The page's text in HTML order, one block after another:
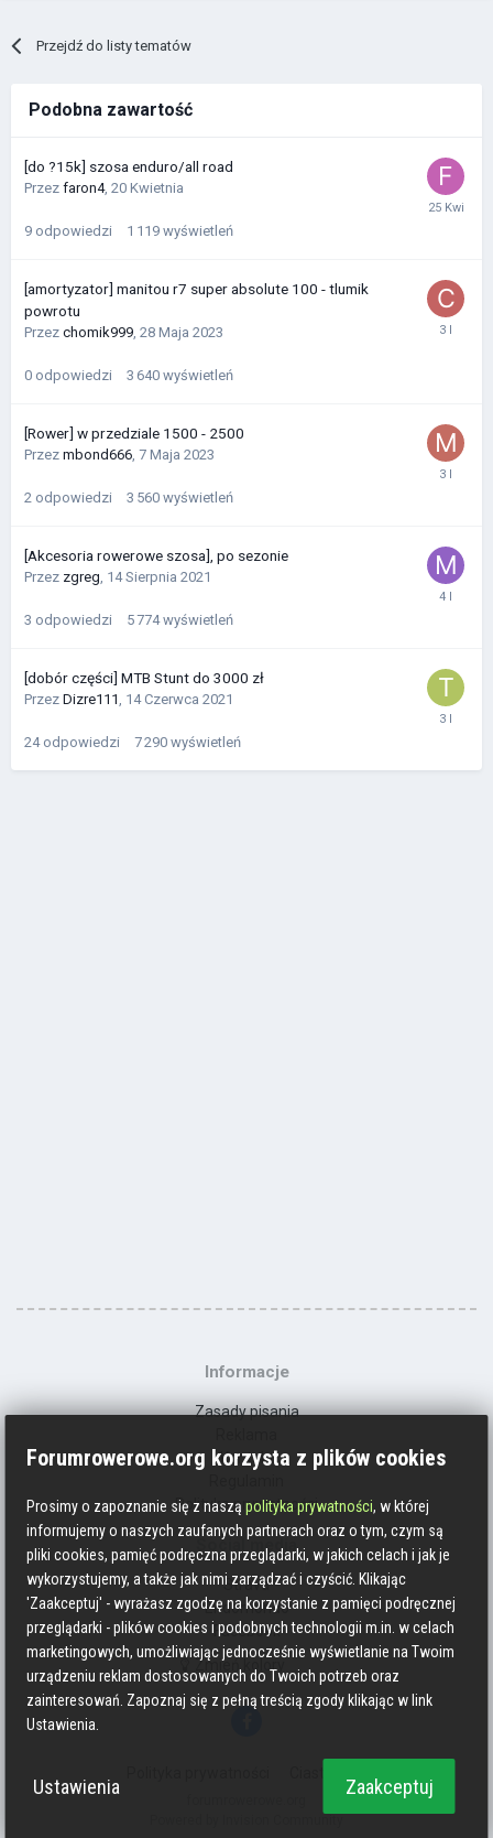
Przejdź do listy tematów
Podobna zawartość
[do ?15k] szosa enduro/all road
Przez faron4, 20 Kwietnia
9 odpowiedzi 1 119 wyświetleń
[amortyzator] manitou r7 super absolute 100 - tlumik
powrotu
Przez chomik999 28 Maja 2023
0 odpowiedzi 3 640 wyświetleń
[Rower] w przedziale 1500 - 2500
Przez mbond666 7 Maja 2023
2 odpowiedzi 3 560 wyświetleń
[Akcesoria rowerowe szosa], po sezonie
Przez zgreg 14 Sierpnia 2021
3 odpowiedzi 5 774 wyświetleń
[dobór części] MTB Stunt do 3000 zł
Przez Dizre111 14 Czerwca 2021
24 odpowiedzi 7 290 wyświetleń
Informacje
Zasady pisania
Kontakt
Polityka prywatności
Social media
Strava
Endomondo
Facebook
Zmień kolory
Forumrowerowe.org korzysta z plików cookies
Prosimy o zapoznanie się z nasząpolityka prywatności, w której
informujemy o naszych zaufanych partnerach oraz o tym, czym są
pliki cookies, pamięć podręczna przeglądarki, w jakich celach i jak je
wykorzystujemy, a także jak nimi zarządzać i czyścić. Klikając
'Zaakceptuj' - wyrażasz zgodzę na korzystanie z pamięci podręcznej
przeglądarki - plików cookies i podobnych technologii m.in. w celach
marketingowych, umożliwiając jednocześnie wyświetlanie na Twoim
urządzeniu reklam dostosowanych do Twoich potrzeb oraz
zainteresowań. Zapoznaj się z pełną treścią zgody klikając w link
Ustawienia.
Ustawienia Zaakceptuj